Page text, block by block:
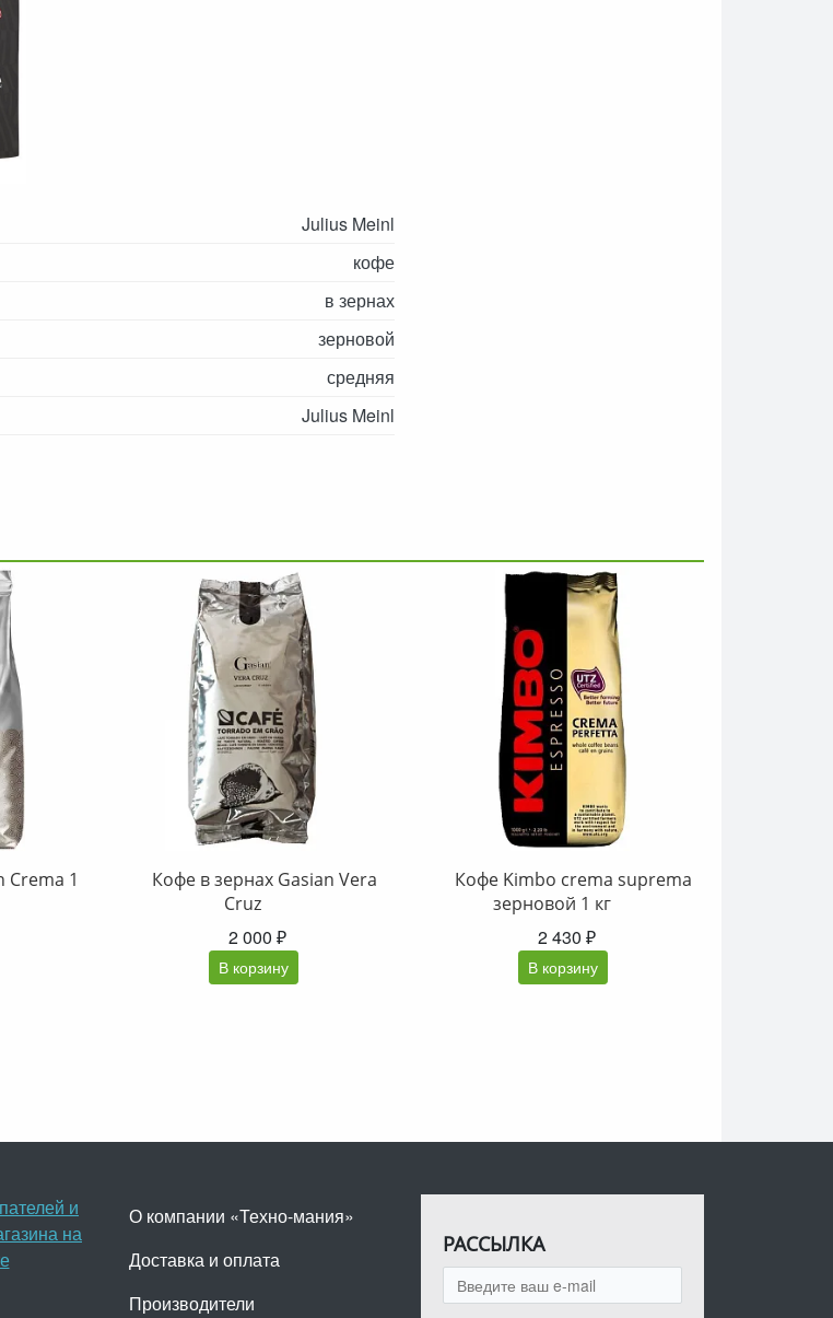
Julius Meinl
кофе
в зернах
зерновой
средняя
Julius Meinl
Crema 1
Кофе в зернах Gasian Vera
Cruz
2 000 ₽
В корзину
Кофе Kimbo crema suprema
зерновой 1 кг
2 430 ₽
В корзину
О компании «Техно-мания»
Доставка и оплата
Производители
РАССЫЛКА